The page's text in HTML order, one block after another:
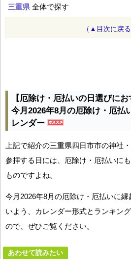
三重県 全体で探す
（▲目次に戻る
【厄除け・厄払いの日選びにお
今月2026年8月の厄除け・厄払
レンダー
上記で紹介の三重県四日市市の神社
参拝する日には、厄除け・厄払いに
ものですよね。
今月2026年8月の厄除け・厄払いに
いよう、カレンダー形式とランキン
ので、ぜひご覧ください。
あわせて読みたい